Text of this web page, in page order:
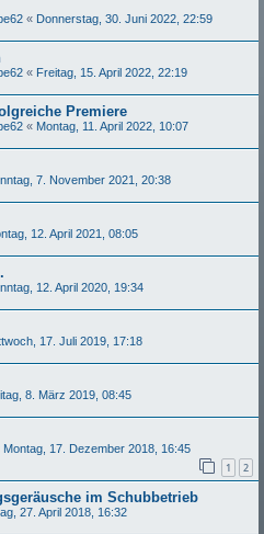
« Donnerstag, 30. Juni 2022, 22:59
« Freitag, 15. April 2022, 22:19
Premiere
« Montag, 11. April 2022, 10:07
7. November 2021, 20:38
12. April 2021, 08:05
12. April 2020, 19:34
17. Juli 2019, 17:18
8. März 2019, 08:45
Montag, 17. Dezember 2018, 16:45
1 2
im Schubbetrieb
27. April 2018, 16:32